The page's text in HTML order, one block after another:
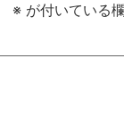
※ が付いている